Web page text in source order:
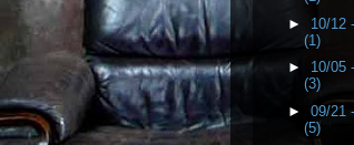
► 10/12
(1)
► 10/05
(3)
► 09/21
(5)